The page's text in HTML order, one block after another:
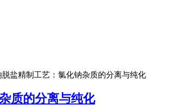
盐精制工艺：氯化钠杂质的分离与纯化
质的分离与纯化